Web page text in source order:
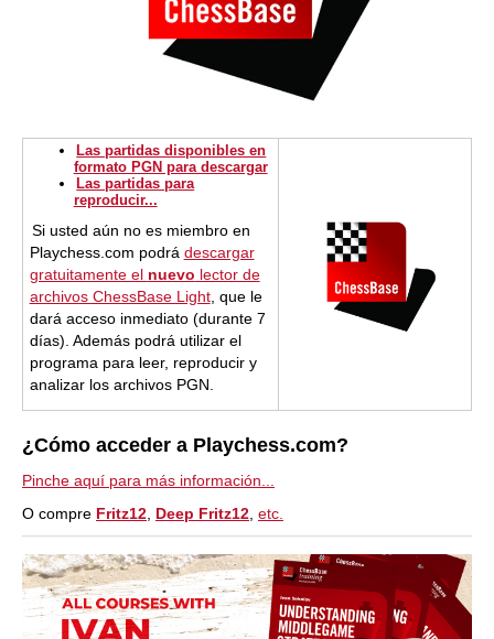
Las partidas disponibles en
formato PGN para descargar
Las partidas para
reproducir...
Si usted aún no es miembro en
Playchess.com podrá descargar
gratuitamente el nuevo lector de
archivos ChessBase Light, que le
dará acceso inmediato (durante 7
días). Además podrá utilizar el
programa para leer, reproducir y
analizar los archivos PGN.
¿Cómo acceder a Playchess.com?
Pinche aquí para más información...
O compre Fritz12, Deep Fritz12, etc.